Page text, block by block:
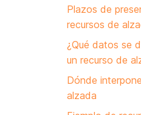
Plazos de
recursos de
¿Qué datos se
un recurso de
Dónde
alzada